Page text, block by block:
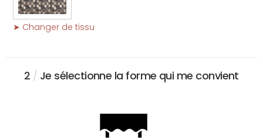
➤ Changer de tissu
2 / Je sélectionne la forme qui me convient